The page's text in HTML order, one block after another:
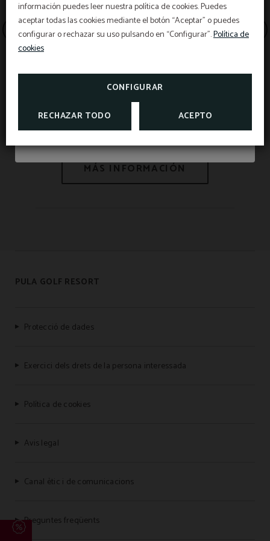
información puedes leer nuestra política de cookies. Puedes
aceptar todas las cookies mediante el botón “Aceptar” o puedes
configurar o rechazar su uso pulsando en “Configurar”.Política de
cookies
CONFIGURAR
RECHAZAR TODO ACEPTO
II Torneig Cellers J.L. Ferrer
PULA GOLF RESORT
Protecció de dades
Exercici dels drets de la persona interessada
Política de cookies
Avis legal
Canal ètic i de comunicacions
Preguntes freqüents
Del 1 de juliol al 5 de setembre, descobreix les
nostres promocions d’estiu i tria com vols viure
el golf a Mallorca.
APROFITA LES NOSTRES OFERTES DE GOLF
MÉS INFORMACIÓ